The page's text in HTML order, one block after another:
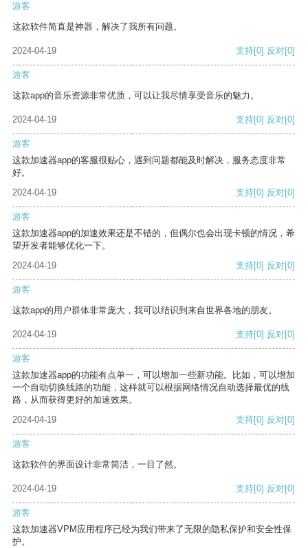
游客
这款软件简直是神器，解决了我所有问题。
2024-04-19 支持[0] 反对[0]
游客
这款app的音乐资源非常优质，可以让我尽情享受音乐的魅力。
2024-04-19 支持[0] 反对[0]
游客
这款加速器app的客服很贴心，遇到问题都能及时解决，服务态度非常
好。
2024-04-19
支持[0] 反对[0]
游客
这款加速器app的加速效果还是不错的，但偶尔也会出现卡顿的情况，希
望开发者能够优化一下。
2024-04-19
支持[0] 反对[0]
游客
这款app的用户群体非常庞大，我可以结识到来自世界各地的朋友。
2024-04-19 支持[0] 反对[0]
游客
这款加速器app的功能有点单一，可以增加一些新功能。比如，可以增加
一个自动切换线路的功能，这样就可以根据网络情况自动选择最优的线
路，从而获得更好的加速效果。
2024-04-19
支持[0] 反对[0]
游客
这款软件的界面设计非常简洁，一目了然。
2024-04-19 支持[0] 反对[0]
游客
这款加速器VPM应用程序已经为我们带来了无限的隐私保护和安全性保
护。